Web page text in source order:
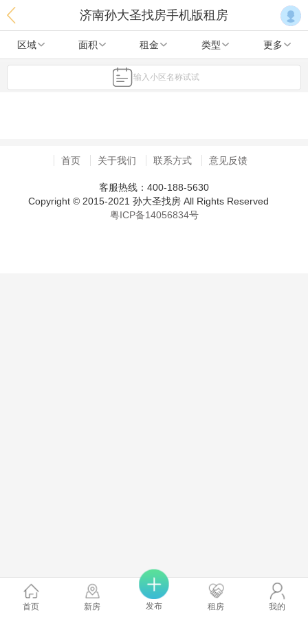
济南孙大圣找房手机版租房
区域 面积 租金 类型 更多
输入小区名称试试
首页 新房 发布 租房 我的
首页 关于我们 联系方式 意见反馈
客服热线：400-188-5630
Copyright © 2015-2021 孙大圣找房 All Rights Reserved
粤ICP备14056834号